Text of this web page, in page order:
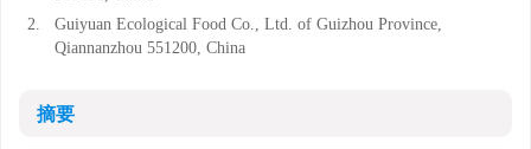
2.
Guiyuan Ecological Food Co., Ltd. of Guizhou Province,
Qiannanzhou 551200, China
摘要